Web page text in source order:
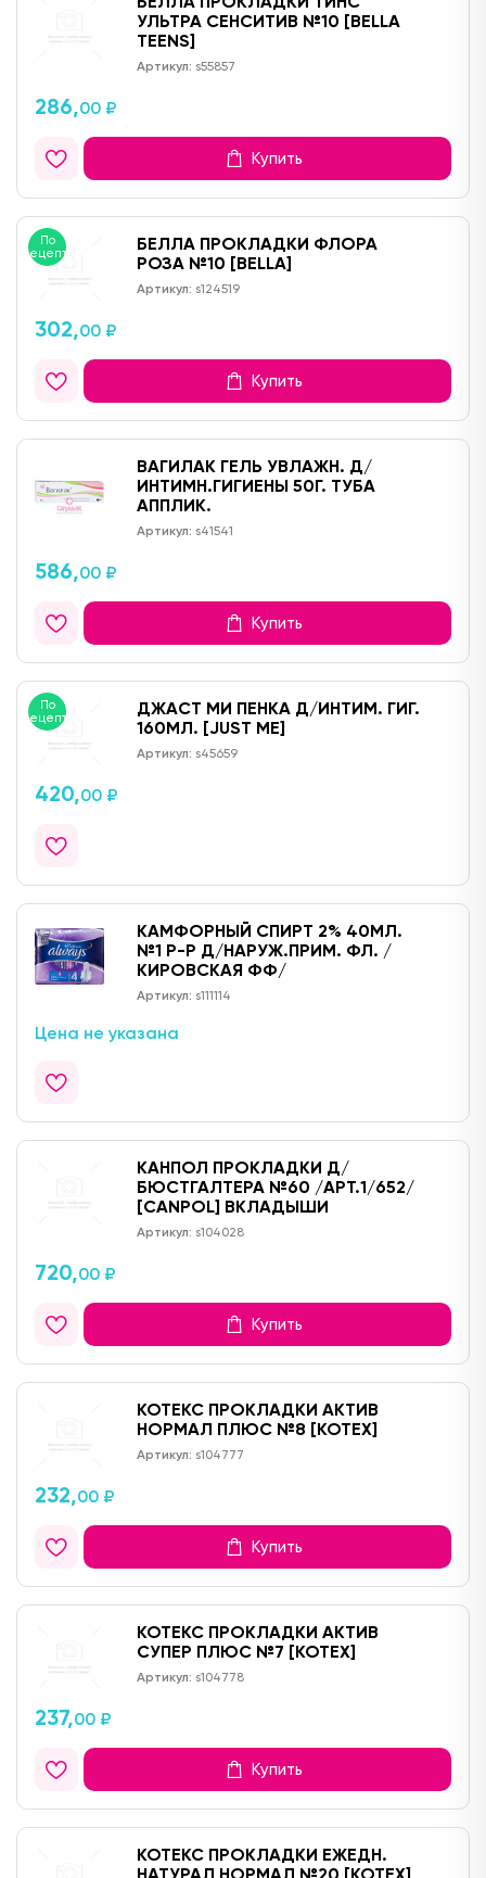
УЛЬТРА СЕНСИТИВ №10 [BELLA
TEENS]
Артикул: s55857
286,00 ₽
Купить
По
рецепту
БЕЛЛА ПРОКЛАДКИ ФЛОРА
РОЗА №10 [BELLA]
Артикул: s124519
302,00 ₽
Купить
ВАГИЛАК ГЕЛЬ УВЛАЖН. Д/
ИНТИМН.ГИГИЕНЫ 50Г. ТУБА
АППЛИК.
Артикул: s41541
586,00 ₽
Купить
По
рецепту
ДЖАСТ МИ ПЕНКА Д/ИНТИМ. ГИГ.
160МЛ. [JUST ME]
Артикул: s45659
420,00 ₽
КАМФОРНЫЙ СПИРТ 2% 40МЛ.
№1 Р-Р Д/НАРУЖ.ПРИМ. ФЛ. /
КИРОВСКАЯ ФФ/
Артикул: s111114
Цена не указана
КАНПОЛ ПРОКЛАДКИ Д/
БЮСТГАЛТЕРА №60 /АРТ.1/652/
[CANPOL] ВКЛАДЫШИ
Артикул: s104028
720,00 ₽
Купить
КОТЕКС ПРОКЛАДКИ АКТИВ
НОРМАЛ ПЛЮС №8 [KOTEX]
Артикул: s104777
232,00 ₽
Купить
КОТЕКС ПРОКЛАДКИ АКТИВ
СУПЕР ПЛЮС №7 [KOTEX]
Артикул: s104778
237,00 ₽
Купить
КОТЕКС ПРОКЛАДКИ ЕЖЕДН.